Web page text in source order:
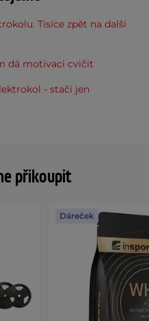
přikoupit
Dáreček
Tisíce zpět na další
dá motivaci cvičit
- stačí jen